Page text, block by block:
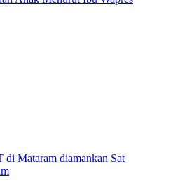
di Mataram diamankan Sat